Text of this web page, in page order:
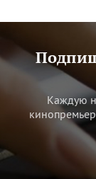
Каждую